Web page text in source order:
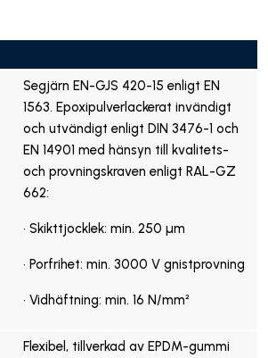
Segjärn EN-GJS 420-15 enligt EN
1563. Epoxipulverlackerat invändigt
och utvändigt enligt DIN 3476-1 och
EN 14901 med hänsyn till kvalitets-
och provningskraven enligt RAL-GZ
662:
• Skikttjocklek: min. 250 µm
• Porfrihet: min. 3000 V gnistprovning
• Vidhäftning: min. 16 N/mm²
Flexibel, tillverkad av EPDM-gummi